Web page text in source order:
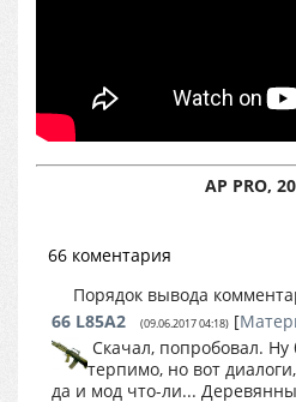
AP PRO,
66 коментария
Порядок вывода
66 L85A2 (09.06.2017 04:18) [
Скачал, попробовал.
терпимо, но вот
да и мод что-ли...